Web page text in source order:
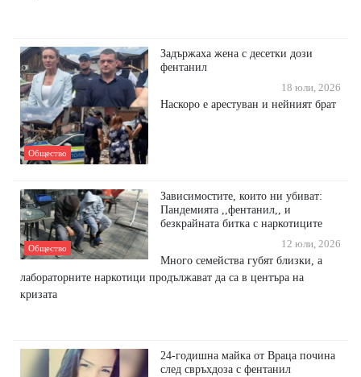
Общество
Задържаха жена с десетки дози
фентанил
18 юли, 2026
Наскоро е арестуван и нейният брат
Общество
Зависимостите, които ни убиват:
Пандемията ,,фентанил,, и
безкрайната битка с наркотиците
12 юли, 2026
Много семейства губят близки, а
лабораторните наркотици продължават да са в центъра на
кризата
24-годишна майка от Враца почина
след свръхдоза с фентанил